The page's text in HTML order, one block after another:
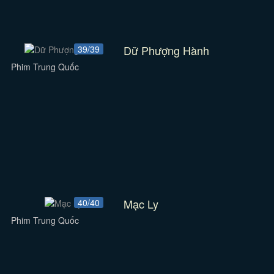
39/39 Dữ Phượng Hành
Phim Trung Quốc
40/40 Mạc Ly
Phim Trung Quốc